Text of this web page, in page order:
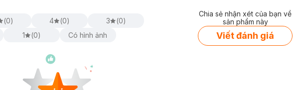
(0) 4 (0) 3 (0)
1 (0) Có hình ảnh
Chia sẻ nhận xét của bạn về
sản phẩm này
Viết đánh giá